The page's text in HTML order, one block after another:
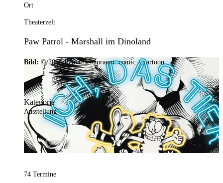
Ort
Theaterzelt
Paw Patrol - Marshall im Dinoland
Bild: © 2025 Ramar/schauraum: comic + cartoon
Kategorie
Ausstellung
74 Termine